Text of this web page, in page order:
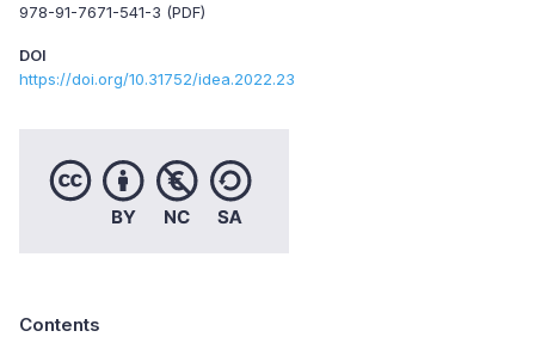
978-91-7671-541-3 (PDF)
DOI
https://doi.org/10.31752/idea.2022.23
Contents